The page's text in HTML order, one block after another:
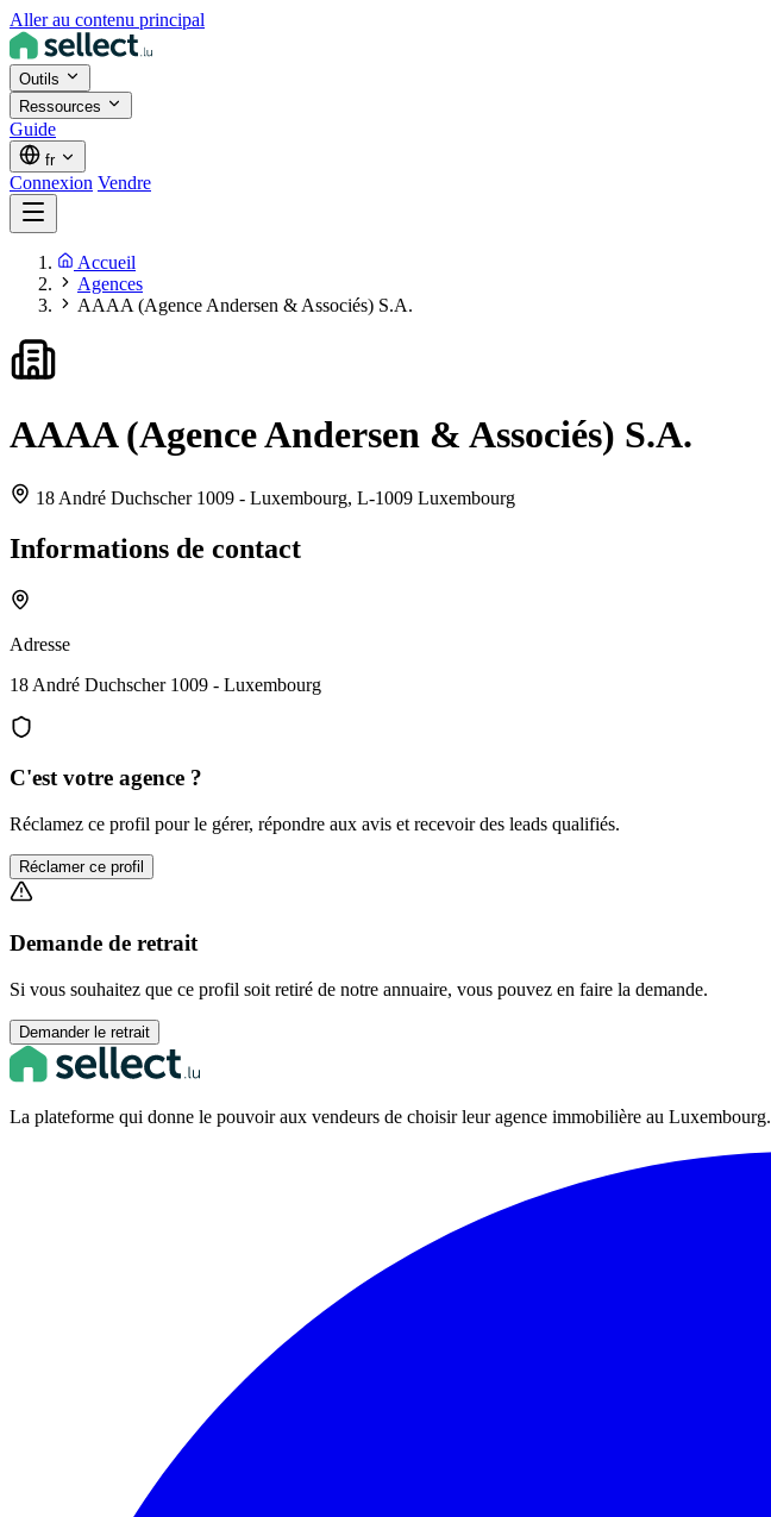
Aller au contenu principal
Outils
Ressources
Guide
fr
Connexion Vendre
Accueil
Agences
AAAA (Agence Andersen & Associés) S.A.
AAAA (Agence Andersen & Associés) S.A.
18 André Duchscher 1009 - Luxembourg, L-1009 Luxembourg
Informations de contact
Adresse
18 André Duchscher 1009 - Luxembourg
C'est votre agence ?
Réclamez ce profil pour le gérer, répondre aux avis et recevoir des leads qualifiés.
Réclamer ce profil
Demande de retrait
Si vous souhaitez que ce profil soit retiré de notre annuaire, vous pouvez en faire la demande.
Demander le retrait
La plateforme qui donne le pouvoir aux vendeurs de choisir leur agence immobilière au Luxembourg.